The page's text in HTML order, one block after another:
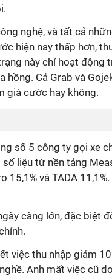
nghệ, và tất cả
hiện nay thấp hơn,
này chỉ hoạt động
hồng. Cả Grab và
giá cước hay không.
số 5 công ty gọi xe
liệu từ nền tảng
15,1% và TADA
càng lớn, đặc biệt
việc thu nhập giảm
Anh mất việc cũ